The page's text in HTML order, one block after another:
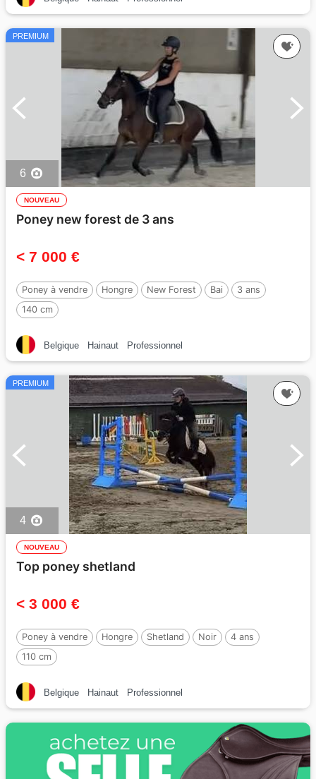
PREMIUM
6
NOUVEAU
Poney new forest de 3 ans
< 7 000 €
Poney à vendre Hongre New Forest Bai
3 ans
140 cm
Belgique Hainaut Professionnel
PREMIUM
4
NOUVEAU
Top poney shetland
< 3 000 €
Poney à vendre Hongre Shetland Noir
4 ans
110 cm
Belgique Hainaut Professionnel